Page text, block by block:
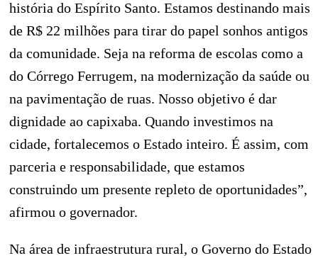
história do Espírito Santo. Estamos destinando mais
de R$ 22 milhões para tirar do papel sonhos antigos
da comunidade. Seja na reforma de escolas como a
do Córrego Ferrugem, na modernização da saúde ou
na pavimentação de ruas. Nosso objetivo é dar
dignidade ao capixaba. Quando investimos na
cidade, fortalecemos o Estado inteiro. É assim, com
parceria e responsabilidade, que estamos
construindo um presente repleto de oportunidades”,
afirmou o governador.
Na área de infraestrutura rural, o Governo do Estado